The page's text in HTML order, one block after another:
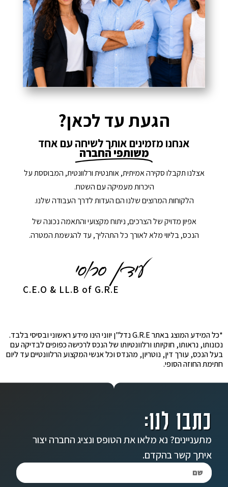
הגעת עד לכאן?
אנחנו מזמינים אותך לשיחה עם אחד
משותפי החברה
אצלנו תקבלו סקירה אמיתית, אותנטית ורלוונטית, המבוססת על
היכרות מעמיקה עם השטח.
הלקוחות המרוצים שלנו הם העדות לדרך העבודה שלנו.
אפיון מדויק של הצרכים, ניתוח מקצועי והתאמה נכונה של
הנכס, בליווי מלא לאורך כל התהליך, עד להגשמת המטרה.
C.E.O & LL.B of G.R.E
*כל המידע המוצג באתר G.R.E נדל"ן יווני הינו מידע ראשוני ובסיסי בלבד.
נכונותו, נראותו, חוקיותו ורלוונטיותו של הנכס לרכישה כפופים לבדיקה עם
בעל הנכס, עורך דין, נוטריון, מהנדס וכל אנשי המקצוע הרלוונטיים עד ליום
חתימת החוזה הסופי.
כתבו לנו:
מתעניינים? נא מלאו את הטופס ונציג החברה יצור
איתך קשר בהקדם.